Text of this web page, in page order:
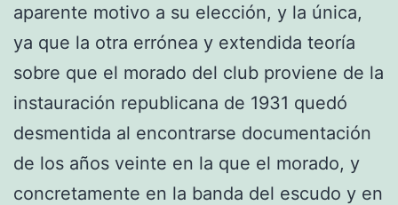
aparente motivo a su elección, y la única,
ya que la otra errónea y extendida teoría
sobre que el morado del club proviene de la
instauración republicana de 1931 quedó
desmentida al encontrarse documentación
de los años veinte en la que el morado, y
concretamente en la banda del escudo y en